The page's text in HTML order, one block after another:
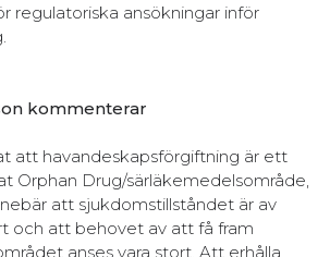
regulatoriska ansökningar inför
kommenterar
att havandeskapsförgiftning är ett
Orphan Drug/särläkemedelsområde,
att sjukdomstillståndet är av
och att behovet av att få fram
anses vara stort. Att erhålla